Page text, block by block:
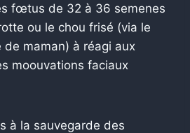
fœtus de 32 à 36 semenes
ou le chou frisé (via le
maman) à réagi aux
moouvations faciaux
à la sauvegarde des